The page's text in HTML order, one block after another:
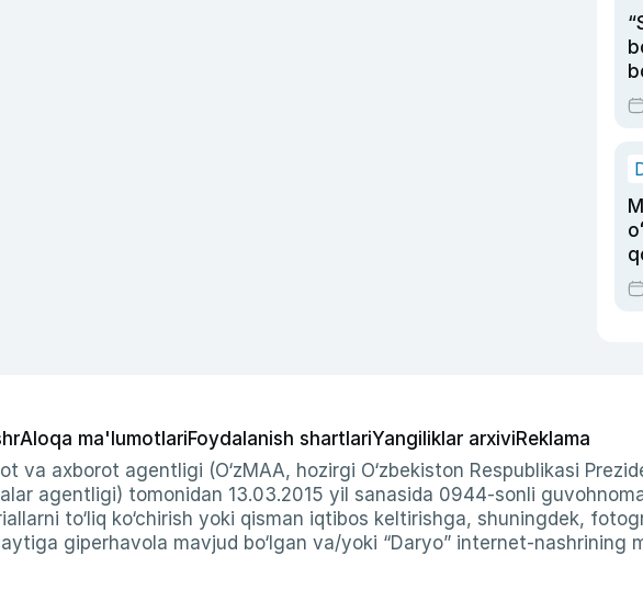
Aloqa ma'lumotlariFoydalanish shartlariYangiliklar arxiviReklama
va axborot agentligi (O‘zMAA, hozirgi O‘zbekiston Respublikasi
agentligi) tomonidan 13.03.2015 yil sanasida 0944-sonli
to‘liq ko‘chirish yoki qisman iqtibos keltirishga, shuningdek,
giperhavola mavjud bo‘lgan va/yoki “Daryo” internet-nashrining